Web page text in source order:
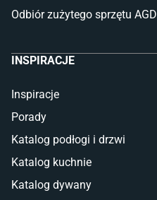
Odbiór zużytego sprzętu AGD
INSPIRACJE
Inspiracje
Porady
Katalog podłogi i drzwi
Katalog kuchnie
Katalog dywany